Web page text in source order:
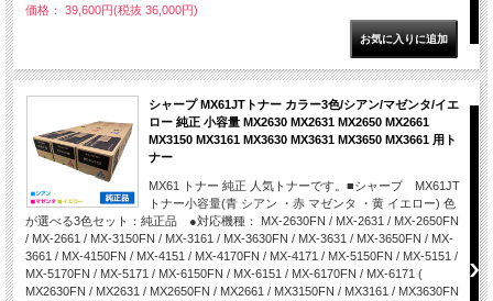
価格： 39,600円(税抜 36,000円)
シャープ MX61JTトナー カラー3色/シアン/マゼンタ/イエ
ロー 純正 小容量 MX2630 MX2631 MX2650 MX2661
MX3150 MX3161 MX3630 MX3631 MX3650 MX3661 用ト
ナー
MX61 トナー 純正 人気トナーです。■シャープ MX61JT
トナー小容量(青 シアン ・赤 マゼンタ ・黄 イエロー) 色
が選べる3色セット：純正品 ●対応機種： MX-2630FN / MX-2631 / MX-2650FN
/ MX-2661 / MX-3150FN / MX-3161 / MX-3630FN / MX-3631 / MX-3650FN / MX-
3661 / MX-4150FN / MX-4151 / MX-4170FN / MX-4171 / MX-5150FN / MX-5151 /
MX-5170FN / MX-5171 / MX-6150FN / MX-6151 / MX-6170FN / MX-6171 (
MX2630FN / MX2631 / MX2650FN / MX2661 / MX3150FN / MX3161 / MX3630FN